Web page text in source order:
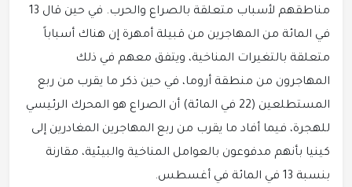
مناطقهم لأسباب متعلقة بالصراع والحرب. في حين قال 13
في المائة من المهاجرين من قبيلة أمهرة إن هناك أسباباً
متعلقة بالتغيرات المناخية، ويتفق معهم في ذلك
المهاجرون من منطقة أروما، في حين ذكر ما يقرب من ربع
المستطلعين (22 في المائة) أن الصراع هو المحرك الرئيسي
للهجرة، فيما أفاد ما يقرب من ربع المهاجرين المغادرين إلى
كينيا بأنهم مدفوعون بالعوامل المناخية والبيئية، مقارنة
بنسبة 13 في المائة في أغسطس.